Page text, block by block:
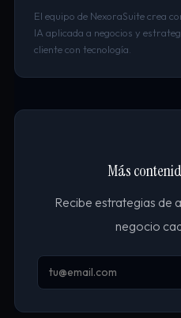
El equipo de NexoraSuite crea
IA aplicada a negocios y
cliente con tecnología.
Más
Recibe estrategias de
negocio